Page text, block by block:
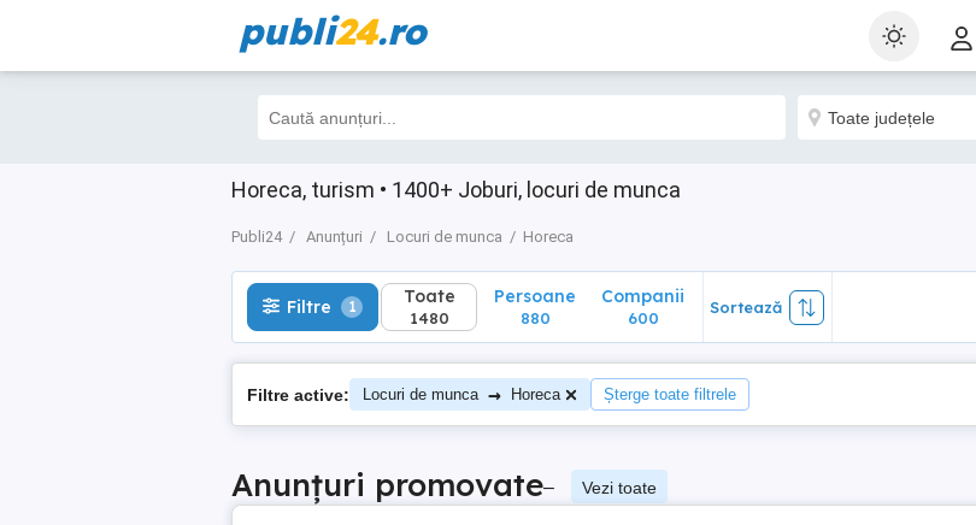
publi24.ro
Horeca, turism • 1400+ Joburi, locuri de munca
Publi24 Anunțuri Locuri de munca Horeca
Filtre 1 Toate
1480
Filtre 1 Toate
1480
Persoane
880
Companii
600
Sortează
Filtre active: Locuri de munca → Horeca Șterge toate filtrele
Anunțuri promovate– Vezi toate